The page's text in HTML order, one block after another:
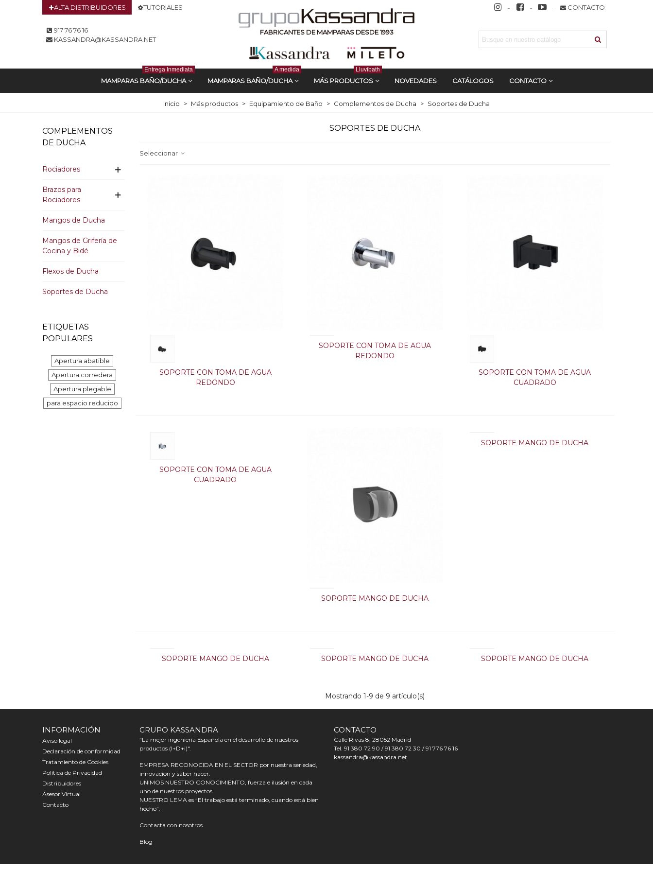
ALTA DISTRIBUIDORES TUTORIALES CONTACTO
917 76 76 16
KASSANDRA@KASSANDRA.NET
FABRICANTES DE MAMPARAS DESDE 1993
MAMPARAS BAÑO/DUCHA
Entrega Inmediata
MAMPARAS BAÑO/DUCHA
A medida
MÁS PRODUCTOS
Lluvibath
NOVEDADES CATÁLOGOS CONTACTO
Inicio > Más productos > Equipamiento de Baño > Complementos de Ducha > Soportes de Ducha
COMPLEMENTOS
DE DUCHA
Rociadores
Brazos para
Rociadores
Mangos de Ducha
Mangos de Grifería de
Cocina y Bidé
Flexos de Ducha
Soportes de Ducha
ETIQUETAS
POPULARES
Apertura abatible
Apertura corredera
Apertura plegable
para espacio reducido
SOPORTES DE DUCHA
Seleccionar
SOPORTE CON TOMA DE AGUA
REDONDO
SOPORTE CON TOMA DE AGUA
REDONDO
SOPORTE CON TOMA DE AGUA
CUADRADO
SOPORTE CON TOMA DE AGUA
CUADRADO
SOPORTE MANGO DE DUCHA
SOPORTE MANGO DE DUCHA
SOPORTE MANGO DE DUCHA SOPORTE MANGO DE DUCHA SOPORTE MANGO DE DUCHA
Mostrando1-9 de 9 artículo(s)
INFORMACIÓN
Aviso legal
Declaración de conformidad
Tratamiento de Cookies
Política de Privacidad
Distribuidores
Asesor Virtual
Contacto
GRUPO KASSANDRA
“La mejor ingeniería Española en el desarrollo de nuestros
productos (I+D+i)".
EMPRESA RECONOCIDA EN EL SECTOR por nuestra seriedad,
innovación y saber hacer.
UNIMOS NUESTRO CONOCIMIENTO, fuerza e ilusión en cada
uno de nuestros proyectos.
NUESTRO LEMA es “El trabajo está terminado, cuando está bien
hecho”.
Contacta con nosotros
Blog
CONTACTO
Calle Rivas 8, 28052 Madrid
Tel. 91 380 72 90 / 91 380 72 30 / 91 776 76 16
kassandra@kassandra.net